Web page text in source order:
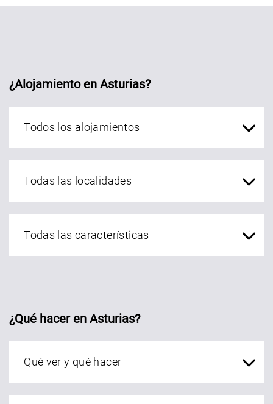
¿Alojamiento en Asturias?
¿Qué hacer en Asturias?